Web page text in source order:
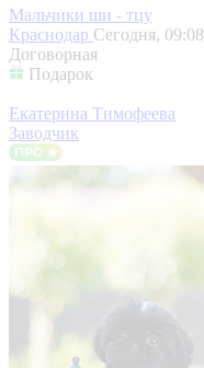
Мальчики ши - тцу
Краснодар Сегодня, 09:08
Договорная
Подарок
Екатерина Тимофеева
Заводчик